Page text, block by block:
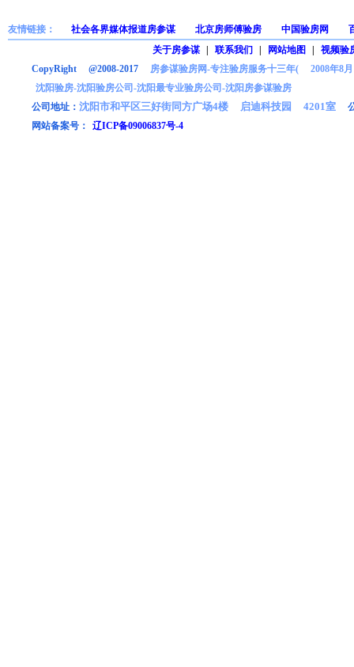
友情链接： 社会各界媒体报道房参谋 北京房师傅验房 中国验房网
关于房参谋
联系我们 网站地图
视频验
CopyRight @2008-2017 房参谋验房网-专注验房服务十三年( 2008年8
沈阳验房-沈阳验房公司-沈阳最专业验房公司-沈阳房参谋验房
公司地址： 沈阳市和平区三好街同方广场4楼 启迪科技园 4201室
网站备案号：
辽ICP备09006837号-4